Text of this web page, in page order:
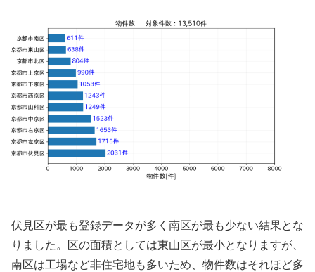
伏見区が最も登録データが多く南区が最も少ない結果とな
りました。区の面積としては東山区が最小となりますが、
南区は工場など非住宅地も多いため、物件数はそれほど多